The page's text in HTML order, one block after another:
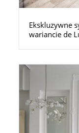
Ekskluzywne
wariancie de